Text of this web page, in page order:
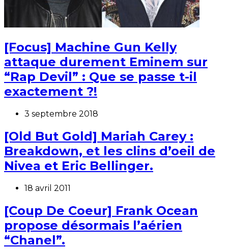
[Focus] Machine Gun Kelly
attaque durement Eminem sur
“Rap Devil” : Que se passe t-il
exactement ?!
3 septembre 2018
[Old But Gold] Mariah Carey :
Breakdown, et les clins d’oeil de
Nivea et Eric Bellinger.
18 avril 2011
[Coup De Coeur] Frank Ocean
propose désormais l’aérien
“Chanel”.